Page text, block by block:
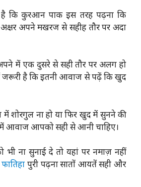
कि कुरआन पाक इस तरह पढ़ना कि
अपने मखरज से सहीह तौर पर अदा
में एक दुसरे से सही तौर पर अलग हो
जरूरी है कि इतनी आवाज से पढ़ें कि खुद
शोरगुल ना हो या फिर खुद में सुनने की
में आवाज आपको सही से आनी चाहिए।
ना सुनाई दे तो यहां पर नमाज़ नहीं
पुरी पढ़ना सातों आयतें सही और